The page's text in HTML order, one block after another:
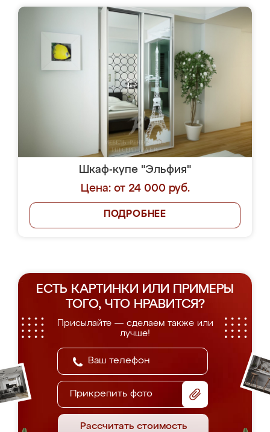
Шкаф-купе "Эльфия"
Цена: от 24 000 руб.
ПОДРОБНЕЕ
ЕСТЬ КАРТИНКИ ИЛИ ПРИМЕРЫ
ТОГО, ЧТО НРАВИТСЯ?
Присылайте — сделаем также или
лучше!
Прикрепить фото
Рассчитать стоимость